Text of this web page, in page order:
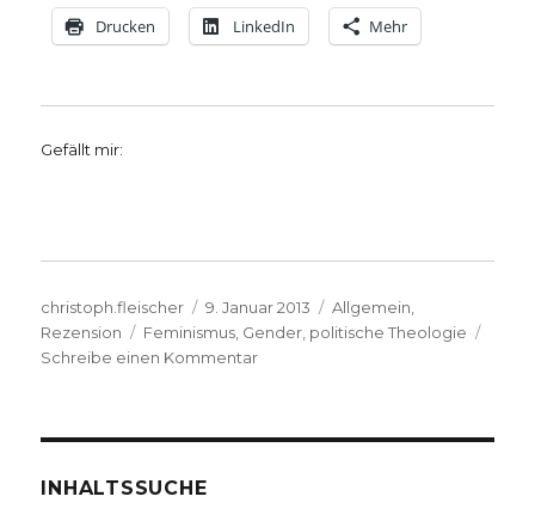
Drucken LinkedIn Mehr
Gefällt mir:
Autor
christoph.fleischer
Veröffentlicht
am
9. Januar 2013 Kategorien
Allgemein
Rezension
Schlagwörter
Feminismus Gender politische Theologie
Schreibe einen Kommentarzu
INHALTSSUCHE